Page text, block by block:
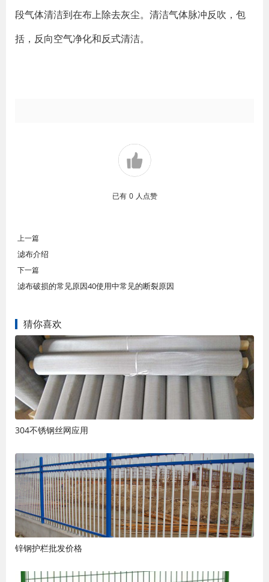
段气体清洁到在布上除去灰尘。清洁气体脉冲反吹，包
括，反向空气净化和反式清洁。
已有 0 人点赞
上一篇
滤布介绍
下一篇
滤布破损的常见原因40使用中常见的断裂原因
猜你喜欢
304不锈钢丝网应用
锌钢护栏批发价格